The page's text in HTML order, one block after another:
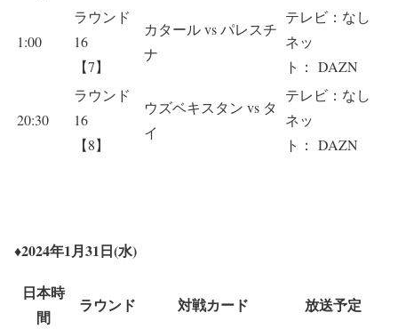
1:00
ラウンド
16
【7】
カタール vs パレスチ
ナ
テレビ：なし
ネッ
ト： DAZN
20:30
ラウンド
16
【8】
ウズベキスタン vs タ
イ
テレビ：なし
ネッ
ト： DAZN
♦2024年1月31日(水)
日本時
間
ラウンド 対戦カード 放送予定